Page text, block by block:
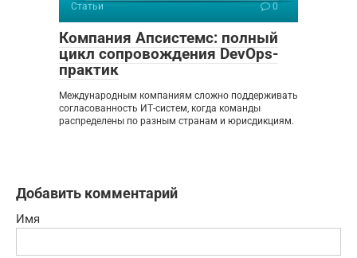
Статьи 0
Компания Апсистемс: полный
цикл сопровождения DevOps-
практик
Международным компаниям сложно поддерживать
согласованность ИТ-систем, когда команды
распределены по разным странам и юрисдикциям.
Добавить комментарий
Имя